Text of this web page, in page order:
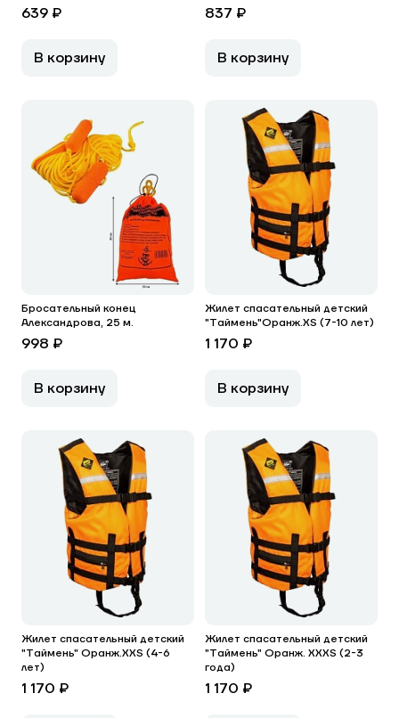
639 ₽
В корзину
837 ₽
В корзину
Бросательный конец
Александрова, 25 м.
998 ₽
В корзину
Жилет спасательный детский
"Таймень"Оранж.XS (7-10 лет)
1 170 ₽
В корзину
Жилет спасательный детский
"Таймень" Оранж.XXS (4-6
лет)
1 170 ₽
Жилет спасательный детский
"Таймень" Оранж. XXXS (2-3
года)
1 170 ₽